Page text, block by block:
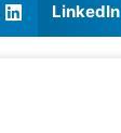
LinkedIn